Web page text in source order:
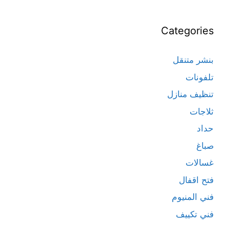
Categories
بنشر متنقل
تلفونات
تنظيف منازل
ثلاجات
حداد
صباغ
غسالات
فتح اقفال
فني المنيوم
فني تكييف